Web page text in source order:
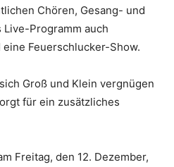
Chören, Gesang- und
Programm auch
Feuerschlucker-Show.
Groß und Klein vergnügen
für ein zusätzliches
Freitag, den 12. Dezember,